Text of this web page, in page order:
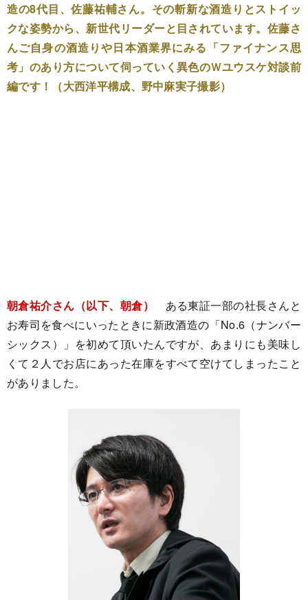
造の8代目、佐藤祐輔さん。その斬新な酒造りとストイッ
クな姿勢から、新世代リーダーと目されています。佐藤さ
んご自身の酒造りや日本酒業界にみる「ファイナンス思
考」のあり方について伺っていく異色のＷユウスケ対談前
編です！（大西洋平構成、野中麻実子撮影）
朝倉祐介さん（以下、朝倉）
ある東証一部の社長さんと
お寿司を食べにいったときに新政酒造の「No.6（ナンバー
シックス）」を初めて頂いたんですが、あまりにも美味し
くて２人でお店にあった在庫をすべて空けてしまったこと
がありました。